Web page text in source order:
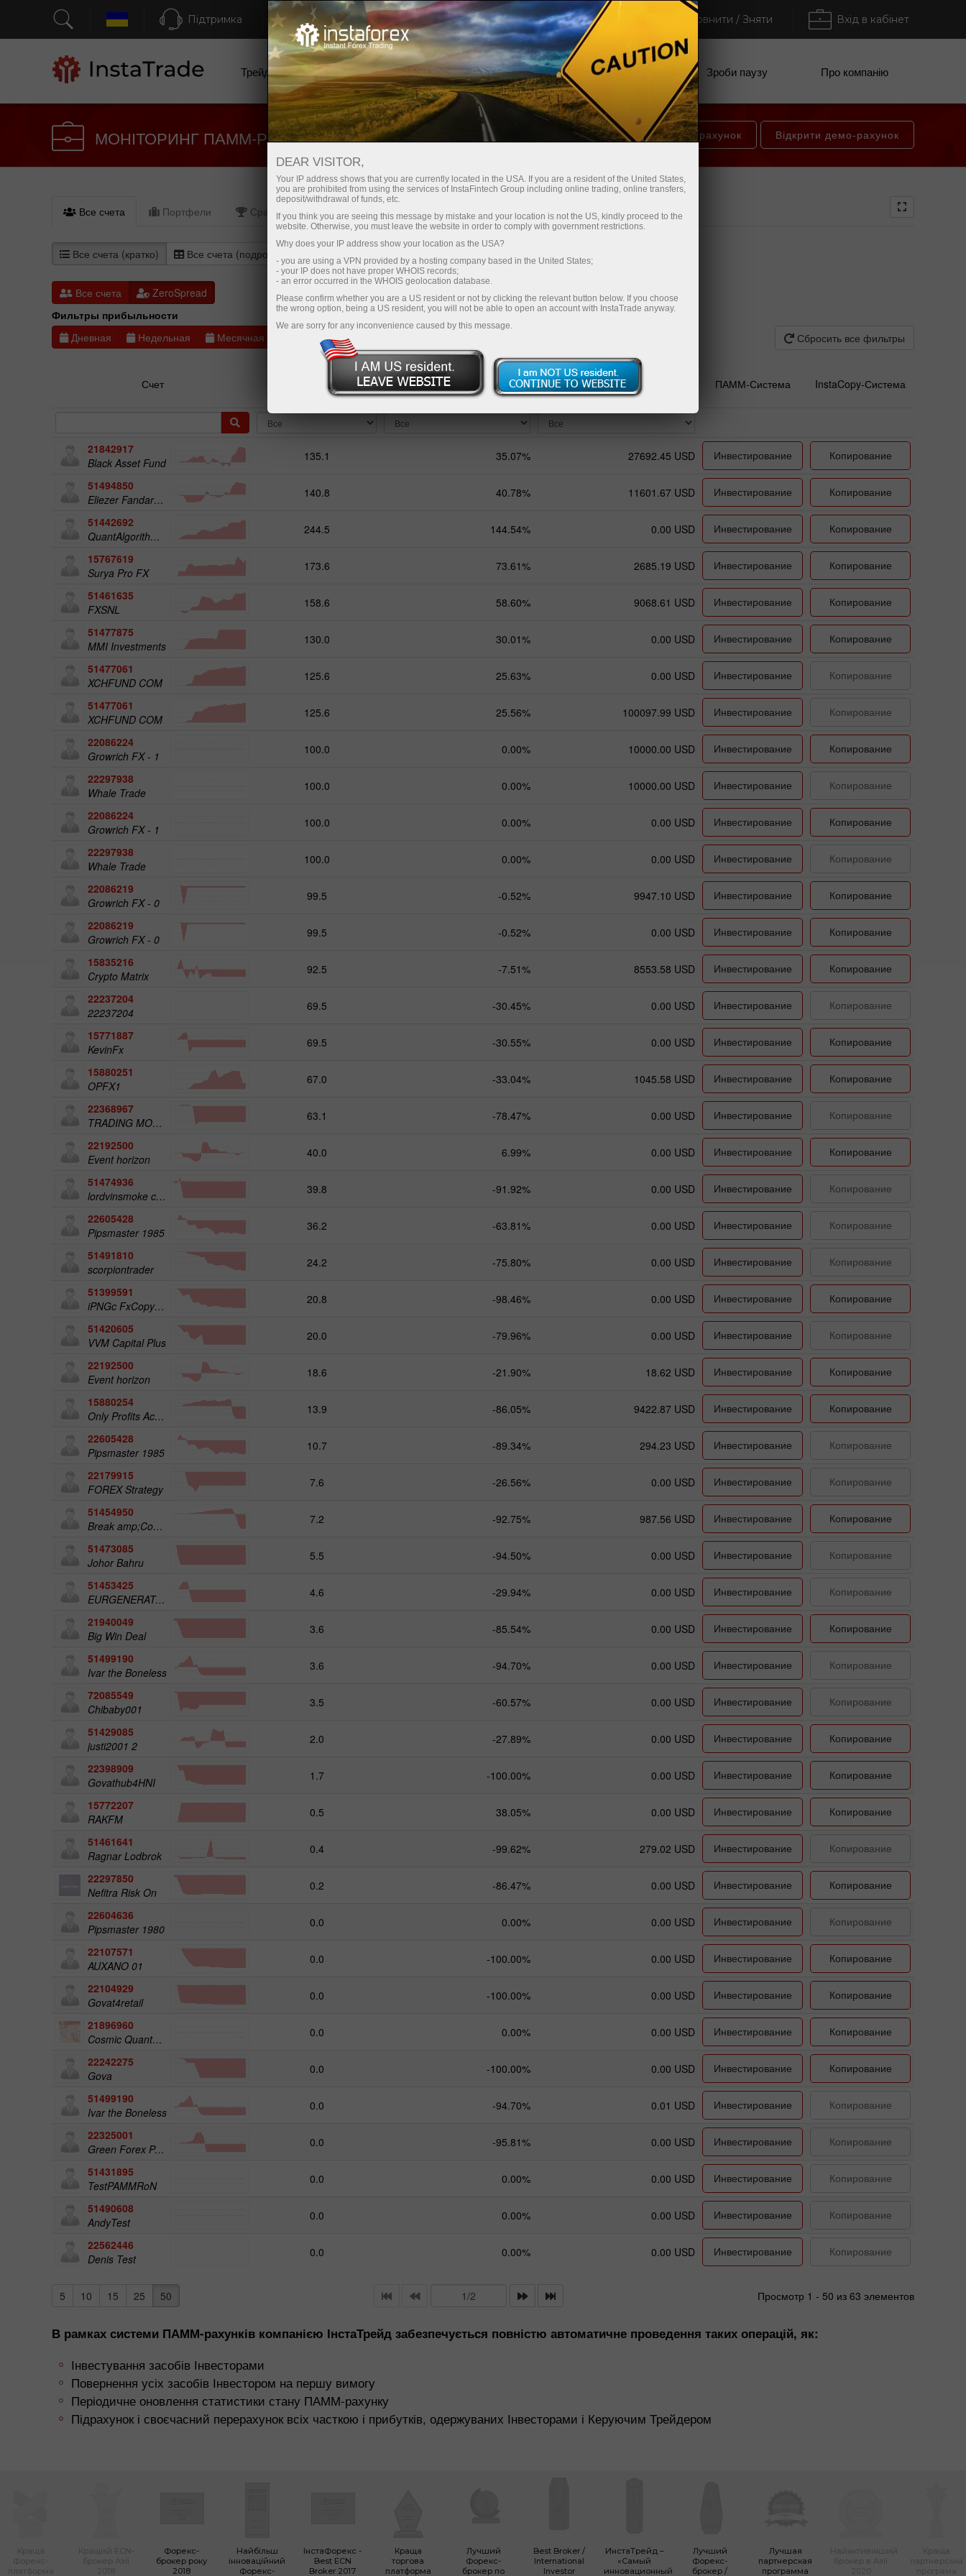
Підтримка Швидке відкриття рахунку Торгова платформа Поповнити / Зняти Вхід в кабінет
Трейдерам Початківцям Партнерам Сервіси компанії Зроби паузу Про компанію
МОНІТОРИНГ ПАММ-РАХУНКІВ Відкрити торговий рахунок Відкрити демо-рахунок
Все счета Портфели Сравнить (0)
Все счета (кратко) Все счета (подробно)
Все счета
ZeroSpread
Фильтры прибыльности
Дневная
Недельная Месячная 3 месяца Сбросить все фильтры
Счет Рейтинг Общая прибыль Баланс ПАММ-Система InstaCopy-Система
21842917
Black Asset Fund
135.1 35.07% 27692.45 USD Инвестирование Копирование
51494850
Eliezer Fandaruff Hartmann
140.8 40.78% 11601.67 USD Инвестирование Копирование
51442692
QuantAlgorithms Gold Plus
244.5 144.54% 0.00 USD Инвестирование Копирование
15767619
Surya Pro FX
173.6 73.61% 2685.19 USD Инвестирование Копирование
51461635
FXSNL
158.6 58.60% 9068.61 USD Инвестирование Копирование
51477875
MMI Investments
130.0 30.01% 0.00 USD Инвестирование Копирование
51477061
XCHFUND COM
125.6 25.63% 0.00 USD Инвестирование Копирование
51477061
XCHFUND COM
125.6 25.56% 100097.99 USD Инвестирование Копирование
22086224
Growrich FX - 1
100.0 0.00% 10000.00 USD Инвестирование Копирование
22297938
Whale Trade
100.0 0.00% 10000.00 USD Инвестирование Копирование
22086224
Growrich FX - 1
100.0 0.00% 0.00 USD Инвестирование Копирование
22297938
Whale Trade
100.0 0.00% 0.00 USD Инвестирование Копирование
22086219
Growrich FX - 0
99.5 -0.52% 9947.10 USD Инвестирование Копирование
22086219
Growrich FX - 0
99.5 -0.52% 0.00 USD Инвестирование Копирование
15835216
Crypto Matrix
92.5 -7.51% 8553.58 USD Инвестирование Копирование
22237204
22237204
69.5 -30.45% 0.00 USD Инвестирование Копирование
15771887
KevinFx
69.5 -30.55% 0.00 USD Инвестирование Копирование
15880251
OPFX1
67.0 -33.04% 1045.58 USD Инвестирование Копирование
22368967
TRADING MOHIYATI
63.1 -78.47% 0.00 USD Инвестирование Копирование
22192500
Event horizon
40.0 6.99% 0.00 USD Инвестирование Копирование
51474936
lordvinsmoke company
39.8 -91.92% 0.00 USD Инвестирование Копирование
22605428
Pipsmaster 1985
36.2 -63.81% 0.00 USD Инвестирование Копирование
51491810
scorpiontrader
24.2 -75.80% 0.00 USD Инвестирование Копирование
51399591
iPNGc FxCopyPAMM TRADER1
20.8 -98.46% 0.00 USD Инвестирование Копирование
51420605
VVM Capital Plus
20.0 -79.96% 0.00 USD Инвестирование Копирование
22192500
Event horizon
18.6 -21.90% 18.62 USD Инвестирование Копирование
15880254
Only Profits Academy
13.9 -86.05% 9422.87 USD Инвестирование Копирование
22605428
Pipsmaster 1985
10.7 -89.34% 294.23 USD Инвестирование Копирование
22179915
FOREX Strategy
7.6 -26.56% 0.00 USD Инвестирование Копирование
51454950
Break amp;Cover; IT 1AACC I0B
7.2 -92.75% 987.56 USD Инвестирование Копирование
51473085
Johor Bahru
5.5 -94.50% 0.00 USD Инвестирование Копирование
51453425
EURGENERATOR02 CH9USD100
4.6 -29.94% 0.00 USD Инвестирование Копирование
21940049
Big Win Deal
3.6 -85.54% 0.00 USD Инвестирование Копирование
51499190
Ivar the Boneless
3.6 -94.70% 0.00 USD Инвестирование Копирование
72085549
Chibaby001
3.5 -60.57% 0.00 USD Инвестирование Копирование
51429085
justi2001 2
2.0 -27.89% 0.00 USD Инвестирование Копирование
22398909
Govathub4HNI
1.7 -100.00% 0.00 USD Инвестирование Копирование
15772207
RAKFM
0.5 38.05% 0.00 USD Инвестирование Копирование
51461641
Ragnar Lodbrok
0.4 -99.62% 279.02 USD Инвестирование Копирование
22297850
Nefitra Risk On
0.2 -86.47% 0.00 USD Инвестирование Копирование
22604636
Pipsmaster 1980
0.0 0.00% 0.00 USD Инвестирование Копирование
22107571
AUXANO 01
0.0 -100.00% 0.00 USD Инвестирование Копирование
22104929
Govat4retail
0.0 -100.00% 0.00 USD Инвестирование Копирование
21896960
Cosmic Quantum Matrix
0.0 0.00% 0.00 USD Инвестирование Копирование
22242275
Gova
0.0 -100.00% 0.00 USD Инвестирование Копирование
51499190
Ivar the Boneless
0.0 -94.70% 0.01 USD Инвестирование Копирование
22325001
Green Forex Pamm
0.0 -95.81% 0.00 USD Инвестирование Копирование
51431895
TestPAMMRoN
0.0 0.00% 0.00 USD Инвестирование Копирование
51490608
AndyTest
0.0 0.00% 0.00 USD Инвестирование Копирование
22562446
Denis Test
0.0 0.00% 0.00 USD Инвестирование Копирование
5 10 15 25 50 Просмотр 1 - 50 из 63 элементов
В рамках системи ПАММ-рахунків компанією ІнстаТрейд забезпечується повністю автоматичне проведення таких операцій, як:
Інвестування засобів Інвесторами
Повернення усіх засобів Інвестором на першу вимогу
Періодичне оновлення статистики стану ПАММ-рахунку
Підрахунок і своєчасний перерахунок всіх часткою і прибутків, одержуваних Інвесторами і Керуючим Трейдером
Форекс-
брокер року
2018
Найбільш
інноваційний
Форекс-
ІнстаФорекс -
Best ECN
Broker 2017
Краща
торгова
платформа
Лучший
Форекс-
брокер по
Best Broker /
International
Investor
ИнстаТрейд –
«Самый
инновационный
Лучший
Форекc-
брокер /
Лучшая
партнерская
программа
DEAR VISITOR,
Your IP address shows that you are currently located in the USA. If you are a resident of the United States,
you are prohibited from using the services of InstaFintech Group including online trading, online transfers,
deposit/withdrawal of funds, etc.
If you think you are seeing this message by mistake and your location is not the US, kindly proceed to the
website. Otherwise, you must leave the website in order to comply with government restrictions.
Why does your IP address show your location as the USA?
- you are using a VPN provided by a hosting company based in the United States;
- your IP does not have proper WHOIS records;
- an error occurred in the WHOIS geolocation database.
Please confirm whether you are a US resident or not by clicking the relevant button below. If you choose
the wrong option, being a US resident, you will not be able to open an account with InstaTrade anyway.
We are sorry for any inconvenience caused by this message.